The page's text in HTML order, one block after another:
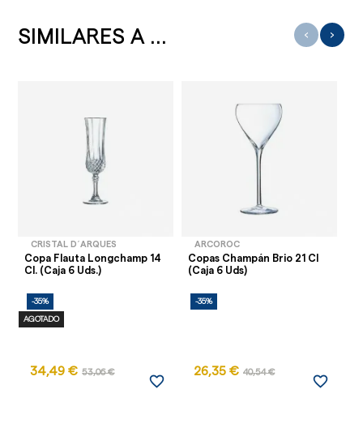
SIMILARES A ...
CRISTAL D´ARQUES
Copa Flauta Longchamp 14
Cl. (Caja 6 Uds.)
-35%
AGOTADO
34,49 € 53,06 €
favorite_border
ARCOROC
Copas Champán Brio 21 Cl
(Caja 6 Uds)
-35%
26,35 € 40,54 €
favorite_border
‹ ›